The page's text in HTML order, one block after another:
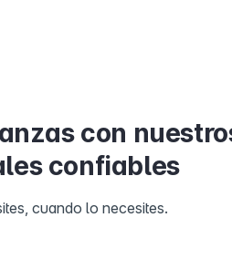
con
confiables
cuando lo necesites.